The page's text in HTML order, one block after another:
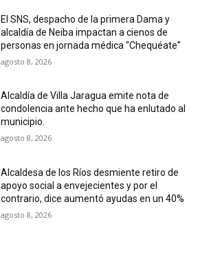
El SNS, despacho de la primera Dama y
alcaldía de Neiba impactan a cienos de
personas en jornada médica “Chequéate”
agosto 8, 2026
Alcaldía de Villa Jaragua emite nota de
condolencia ante hecho que ha enlutado al
municipio.
agosto 8, 2026
Alcaldesa de los Ríos desmiente retiro de
apoyo social a envejecientes y por el
contrario, dice aumentó ayudas en un 40%
agosto 8, 2026